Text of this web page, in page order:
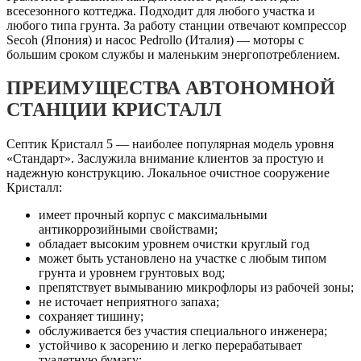
всесезонного коттеджа. Подходит для любого участка и
любого типа грунта. За работу станции отвечают компрессор
Secoh (Япония) и насос Pedrollo (Италия) — моторы с
большим сроком службы и маленьким энергопотреблением.
ПРЕИМУЩЕСТВА АВТОНОМНОЙ
СТАНЦИИ КРИСТАЛЛ
Септик Кристалл 5 — наиболее популярная модель уровня
«Стандарт». Заслужила внимание клиентов за простую и
надежную конструкцию. Локальное очистное сооружение
Кристалл:
имеет прочный корпус с максимальными
антикоррозийными свойствами;
обладает высоким уровнем очистки круглый год
может быть установлено на участке с любым типом
грунта и уровнем грунтовых вод;
препятствует вымыванию микрофлоры из рабочей зоны;
не источает неприятного запаха;
сохраняет тишину;
обслуживается без участия специального инженера;
устойчиво к засорению и легко перерабатывает